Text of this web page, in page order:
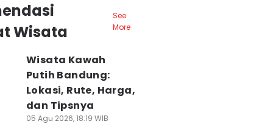
Wisata
See
More
Wisata Kawah
Putih Bandung:
Lokasi, Rute, Harga,
dan Tipsnya
05 Agu 2026, 18:19 WIB